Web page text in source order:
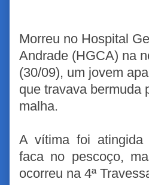
Morreu no Hospital
Andrade (HGCA) na
(30/09), um jovem
que travava bermuda
malha.
A vítima foi
faca no pescoço,
ocorreu na 4ª